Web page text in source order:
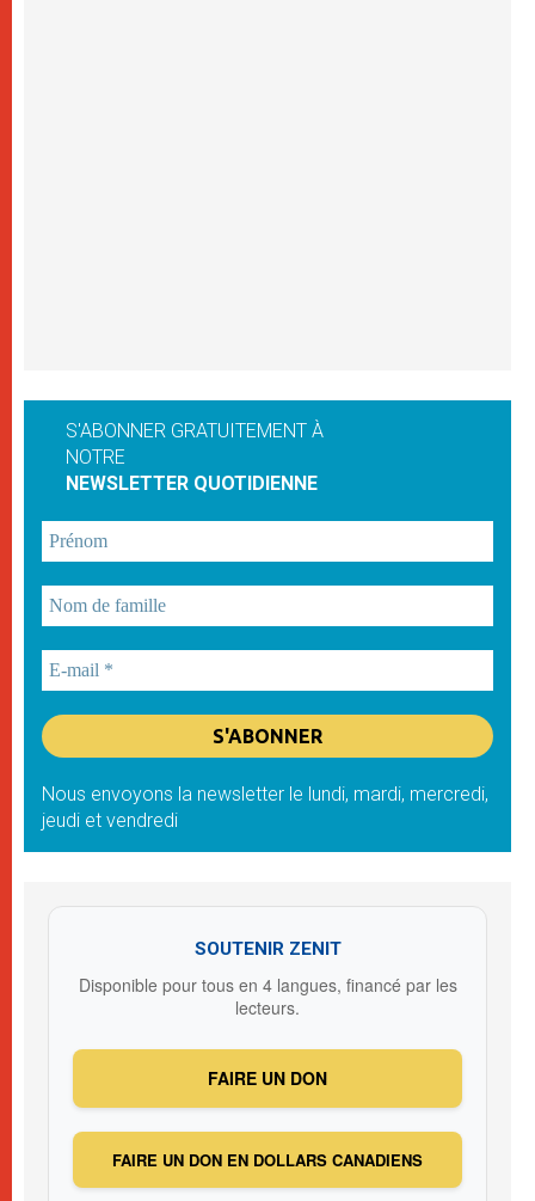
S'ABONNER GRATUITEMENT À
NOTRE
NEWSLETTER QUOTIDIENNE
Nous envoyons la newsletter le lundi, mardi, mercredi,
jeudi et vendredi
SOUTENIR ZENIT
Disponible pour tous en 4 langues, financé par les
lecteurs.
FAIRE UN DON
FAIRE UN DON EN DOLLARS CANADIENS